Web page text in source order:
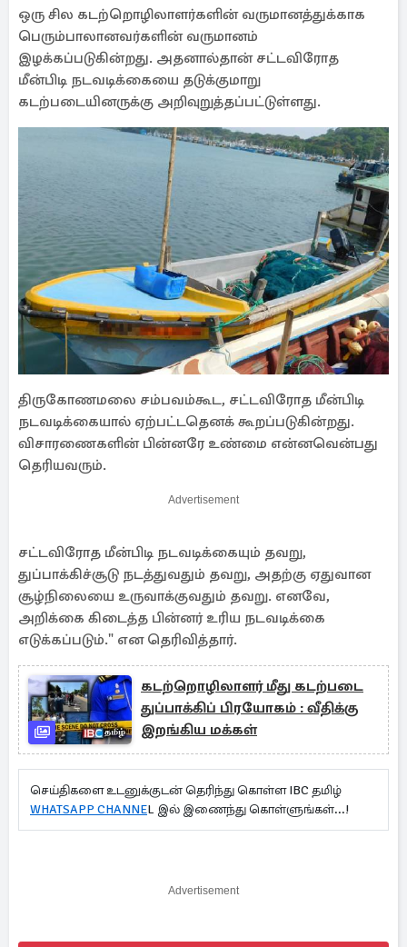
ஒரு சில கடற்றொழிலாளர்களின் வருமானத்துக்காக
பெரும்பாலானவர்களின் வருமானம்
இழக்கப்படுகின்றது. அதனால்தான் சட்டவிரோத
மீன்பிடி நடவடிக்கையை தடுக்குமாறு
கடற்படையினருக்கு அறிவுறுத்தப்பட்டுள்ளது.
திருகோணமலை சம்பவம்கூட, சட்டவிரோத மீன்பிடி
நடவடிக்கையால் ஏற்பட்டதெனக் கூறப்படுகின்றது.
விசாரணைகளின் பின்னரே உண்மை என்னவென்பது
தெரியவரும்.
Advertisement
சட்டவிரோத மீன்பிடி நடவடிக்கையும் தவறு,
துப்பாக்கிச்சூடு நடத்துவதும் தவறு, அதற்கு ஏதுவான
சூழ்நிலையை உருவாக்குவதும் தவறு. எனவே,
அறிக்கை கிடைத்த பின்னர் உரிய நடவடிக்கை
எடுக்கப்படும்." என தெரிவித்தார்.
கடற்றொழிலாளர் மீது கடற்படை
துப்பாக்கிப் பிரயோகம் : வீதிக்கு
இறங்கிய மக்கள்
செய்திகளை உடனுக்குடன் தெரிந்து கொள்ள IBC தமிழ்
WHATSAPP CHANNEL இல் இணைந்து கொள்ளுங்கள்...!
Advertisement